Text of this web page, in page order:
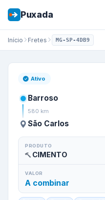
Puxada
Início Fretes MG-SP-4DB9
Frete de
Ativo
Barroso
580 km
São Carlos
PRODUTO
CIMENTO
VALOR
A combinar